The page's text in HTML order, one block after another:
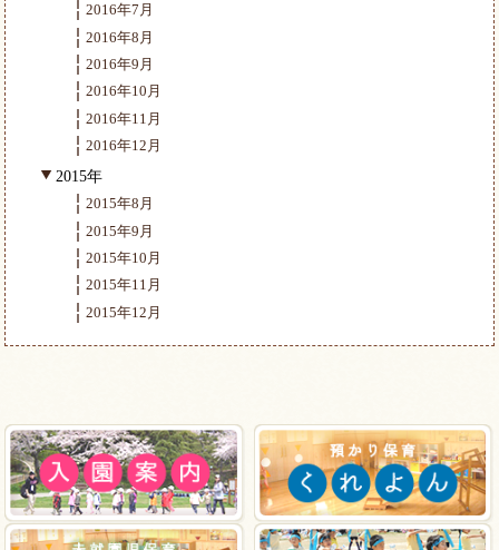
2016年7月
2016年8月
2016年9月
2016年10月
2016年11月
2016年12月
2015年
2015年8月
2015年9月
2015年10月
2015年11月
2015年12月